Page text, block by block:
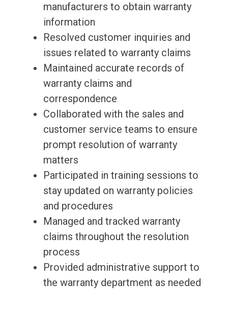
manufacturers to obtain warranty
information
Resolved customer inquiries and
issues related to warranty claims
Maintained accurate records of
warranty claims and
correspondence
Collaborated with the sales and
customer service teams to ensure
prompt resolution of warranty
matters
Participated in training sessions to
stay updated on warranty policies
and procedures
Managed and tracked warranty
claims throughout the resolution
process
Provided administrative support to
the warranty department as needed